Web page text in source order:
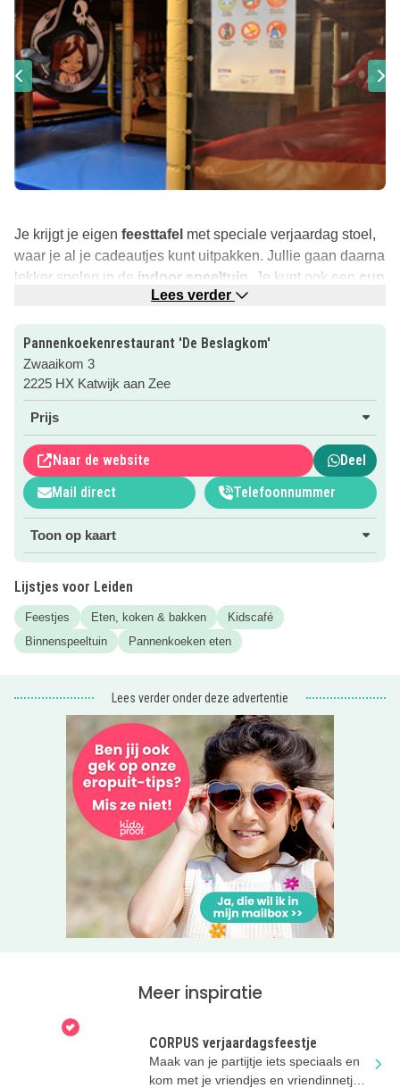
Je krijgt je eigen feesttafel met speciale verjaardag stoel,
waar je al je cadeautjes kunt uitpakken. Jullie gaan daarna
lekker spelen in de indoor speeltuin . Je kunt ook een cup
doen of een leuke les
pannenkoek of frietjes met een snack.
Wat een leuke plek om je partijtje te vieren! Neem al je
vriendjes en vriendinnetjes mee en vierfeest in De
Beslagkom
Klik door via de roze button voor meer informatie over de
diverse mogelijkheden en de menu’s. Aanrader!
Tip: Lees meer over dit leuke pannenkoekenrestaurant De
Beslagkom!
Lees verder
Pannenkoekenrestaurant 'De Beslagkom'
Zwaaikom 3
2225 HX Katwijk aan Zee
Prijs
Naar de website
Deel
Mail direct
Telefoonnummer
Toon op kaart
Lijstjes voor Leiden
Feestjes Eten, koken & bakken
Kidscafé
Binnenspeeltuin
Pannenkoeken eten
Lees verder onder deze advertentie
Meer inspiratie
CORPUS verjaardagsfeestje
Maak van je partijtje iets speciaals en
kom met je vriendjes en vriendinnetjes